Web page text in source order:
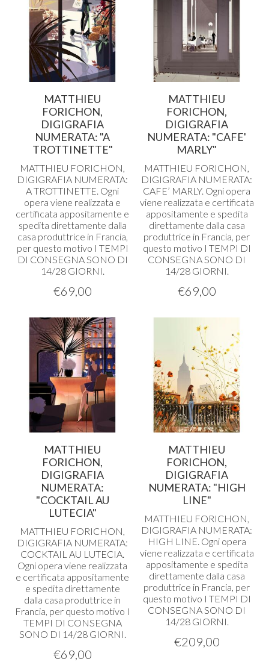
MATTHIEU
FORICHON,
DIGIGRAFIA
NUMERATA: "A
TROTTINETTE"
MATTHIEU FORICHON,
DIGIGRAFIA NUMERATA:
ATROTTINETTE. Ogni
opera viene realizzata e
certificata appositamente e
spedita direttamente dalla
casa produttrice in Francia,
per questo motivo I TEMPI
DI CONSEGNASONO DI
14/28 GIORNI.
€69,00
MATTHIEU
FORICHON,
DIGIGRAFIA
NUMERATA: "CAFE'
MARLY"
MATTHIEU FORICHON,
DIGIGRAFIA NUMERATA:
CAFE’ MARLY. Ogni opera
viene realizzata e certificata
appositamente e spedita
direttamente dalla casa
produttrice in Francia, per
questo motivo I TEMPI DI
CONSEGNASONO DI
14/28 GIORNI.
€69,00
MATTHIEU
FORICHON,
DIGIGRAFIA
NUMERATA:
"COCKTAIL AU
LUTECIA"
MATTHIEU FORICHON,
DIGIGRAFIA NUMERATA:
COCKTAIL AU LUTECIA.
Ogni opera viene realizzata
e certificata appositamente
e spedita direttamente
dalla casa produttrice in
Francia, per questo motivo I
TEMPI DI CONSEGNA
SONO DI 14/28 GIORNI.
€69,00
MATTHIEU
FORICHON,
DIGIGRAFIA
NUMERATA: "HIGH
LINE"
MATTHIEU FORICHON,
DIGIGRAFIA NUMERATA:
HIGH LINE. Ogni opera
viene realizzata e certificata
appositamente e spedita
direttamente dalla casa
produttrice in Francia, per
questo motivo I TEMPI DI
CONSEGNASONO DI
14/28 GIORNI.
€209,00